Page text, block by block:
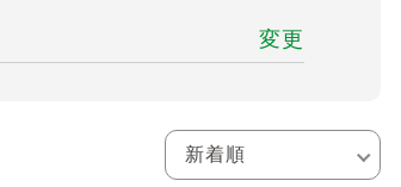
変更